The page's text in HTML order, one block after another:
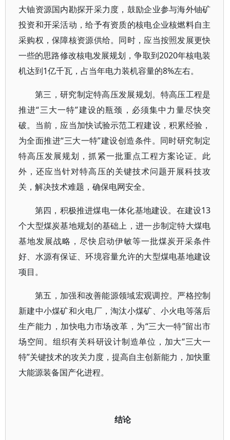
大铀资源国内勘探开采力度，鼓励企业参与海外铀矿
投资和开采活动，给予有资质的核电企业核燃料自主
采购权，保障核资源供给。同时，应当按照发展更快
一些的思路修改核电发展规划，争取到2020年核电装
机达到1亿千瓦，占当年电力装机容量的8%左右。
第三，研究制定特高压发展规划。特高压工程是
推进“三大一特”建设的瓶颈，必须集中力量尽快突
破。当前，应当加快试验示范工程建设，积累经验，
为全面推进“三大一特”建设创造条件。同时研究制定
特高压发展规划，抓紧一批重点工程方案论证。此
外，还应当针对特高压的关键技术问题开展科技攻
关，解决技术难题，确保电网安全。
第四，积极推进煤电一体化基地建设。在建设13
个大型煤炭基地规划的基础上，进一步制定特大煤电
基地发展战略，尽快启动伊敏等一批煤炭开采条件
好、水源有保证、环境容量允许的大型煤电基地建设
项目。
第五，加强和改善能源领域宏观调控。严格控制
新建中小煤矿和火电厂，淘汰小煤矿、小火电等落后
生产能力，加快电力市场改革，为“三大一特”留出市
场空间。组织有关科研设计制造单位，加大“三大一
特”关键技术的攻关力度，提高自主创新能力，加快重
大能源装备国产化进程。
结论